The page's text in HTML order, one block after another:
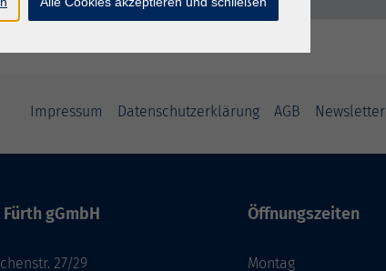
Impressum Datenschutzerklärung AGB Newsletter
gGmbH
27/29
Öffnungszeiten
Montag